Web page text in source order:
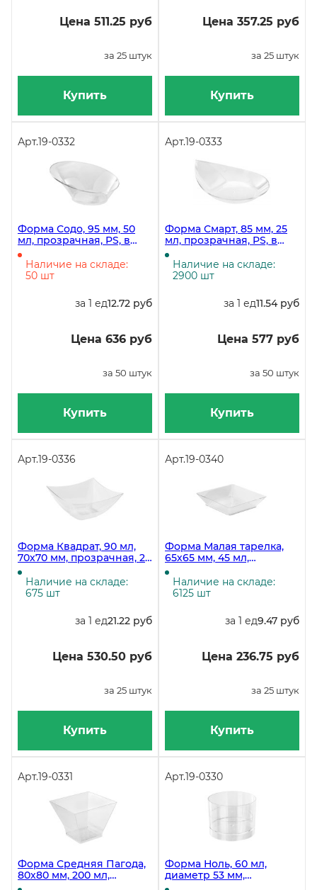
Цена 511.25 руб
за 25 штук
Купить
Цена 357.25 руб
за 25 штук
Купить
Арт.19-0332
Форма Содо, 95 мм, 50
мл, прозрачная, PS, в
упаковке 50 штук, в
коробке 500 штук
Наличие на складе:
50 шт
за 1 ед12.72 руб
Цена 636 руб
за 50 штук
Купить
Арт.19-0333
Форма Смарт, 85 мм, 25
мл, прозрачная, PS, в
упаковке 50 штук, в
коробке 500 штук
Наличие на складе:
2900 шт
за 1 ед11.54 руб
Цена 577 руб
за 50 штук
Купить
Арт.19-0336
Форма Квадрат, 90 мл,
70х70 мм, прозрачная, 25
штук в упаковке
Наличие на складе:
675 шт
за 1 ед21.22 руб
Цена 530.50 руб
за 25 штук
Купить
Арт.19-0340
Форма Малая тарелка,
65х65 мм, 45 мл,
прозрачная, PS, в
упаковке 25 штук, в
коробке 750 штуки
Наличие на складе:
6125 шт
за 1 ед9.47 руб
Цена 236.75 руб
за 25 штук
Купить
Арт.19-0331
Форма Средняя Пагода,
80х80 мм, 200 мл,
прозрачная, PS, в
Арт.19-0330
Форма Ноль, 60 мл,
диаметр 53 мм,
прозрачная, PS, 15 штук